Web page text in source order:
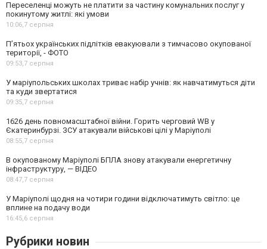
Переселенці можуть не платити за частину комунальних послуг у
покинутому житлі: які умови
10:06,7 серпня
П’ятьох українських підлітків евакуювали з тимчасово окупованої
території, - ФОТО
09:53,7 серпня
У маріупольських школах триває набір учнів: як навчатимуться діти
та куди звертатися
09:35,7 серпня
1626 день повномасштабної війни. Горить черговий WB у
Єкатеринбурзі. ЗСУ атакували військові цілі у Маріуполі
08:55,7 серпня
В окупованому Маріуполі БПЛА знову атакували енергетичну
інфраструктуру, — ВІДЕО
08:47,7 серпня
У Маріуполі щодня на чотири години відключатимуть світло: це
вплине на подачу води
16:45,6 серпня
Рубрики новин